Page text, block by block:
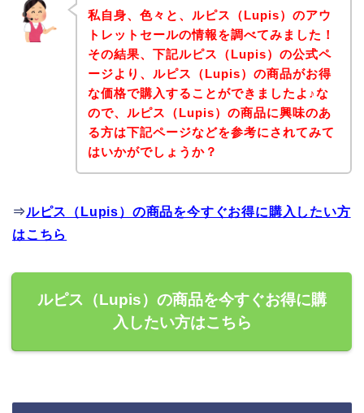
私自身、色々と、ルピス（Lupis）のアウ
トレットセールの情報を調べてみました！
その結果、下記ルピス（Lupis）の公式ペ
ージより、ルピス（Lupis）の商品がお得
な価格で購入することができましたよ♪な
ので、ルピス（Lupis）の商品に興味のあ
る方は下記ページなどを参考にされてみて
はいかがでしょうか？
⇒ルピス（Lupis）の商品を今すぐお得に購入したい方
はこちら
ルピス（Lupis）の商品を今すぐお得に購
入したい方はこちら